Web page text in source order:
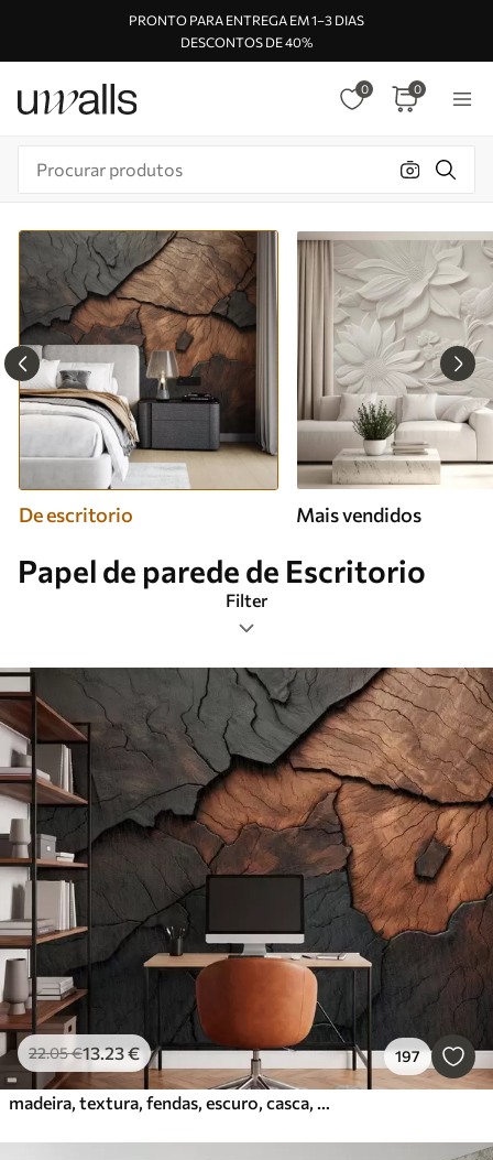
PRONTO PARA ENTREGA EM 1–3 DIAS
DESCONTOS DE 40%
0 0
De escritorio Mais vendidos
Papel de parede de Escritorio
Filter
Etiquetas
Formato da imagem
Paleta de cores
Inteligente
Limpar todos os filtros
22.05€13.23€ 197
madeira, textura, fendas, escuro, casca, superfície